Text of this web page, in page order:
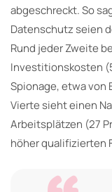
abgeschreckt. So
Datenschutz seien
Rund jeder Zweite
Investitionskosten
Spionage, etwa von
Vierte sieht einen
Arbeitsplätzen (27
höher qualifizierten